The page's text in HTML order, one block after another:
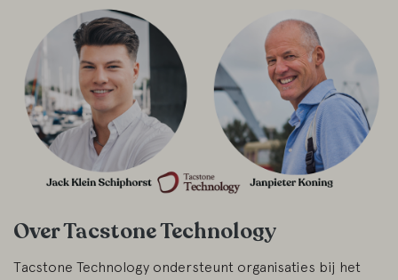
Over Tacstone Technology
Tacstone Technology ondersteunt organisaties bij het